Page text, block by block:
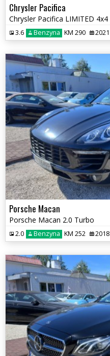
Chrysler Pacifica
3.6 Benzyna KM 290 2021
Porsche Macan
Porsche Macan 2.0 Turbo
2.0 Benzyna KM 252 2018